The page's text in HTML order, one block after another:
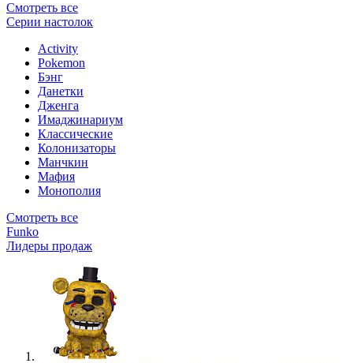
Смотреть все
Серии настолок
Activity
Pokemon
Бэнг
Данетки
Дженга
Имаджинариум
Классические
Колонизаторы
Манчкин
Мафия
Монополия
Смотреть все
Funko
Лидеры продаж